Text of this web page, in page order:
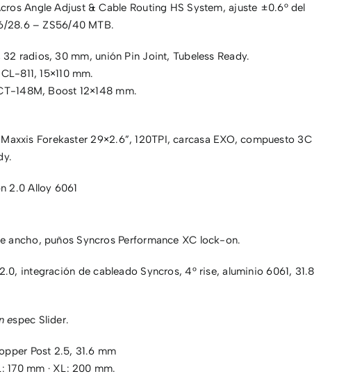
Angle Adjust & Cable Routing HS System, ajuste ±0.6° del
28.6 – ZS56/40 MTB.
radios, 30 mm, unión Pin Joint, Tubeless Ready.
811, 15×110 mm.
148M, Boost 12×148 mm.
Maxxis Forekaster 29×2.6”, 120TPI, carcasa EXO, compuesto 3C
2.0 Alloy 6061
ancho, puños Syncros Performance XC lock-on.
integración de cableado Syncros, 4° rise, aluminio 6061, 31.8
espec Slider.
Post 2.5, 31.6 mm
170 mm · XL: 200 mm.